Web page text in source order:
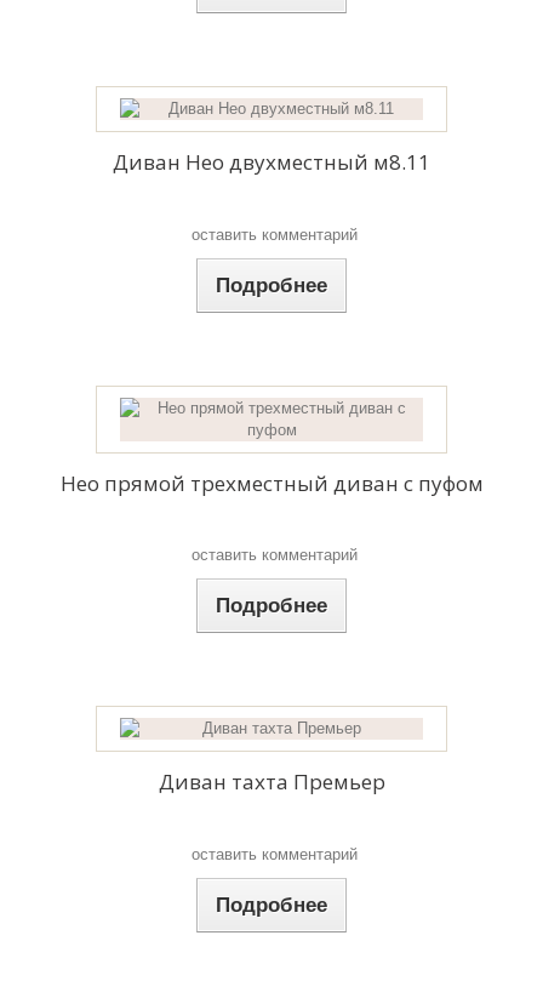
Диван Нео двухместный м8.11
оставить комментарий
Подробнее
Нео прямой трехместный диван с пуфом
оставить комментарий
Подробнее
Диван тахта Премьер
оставить комментарий
Подробнее